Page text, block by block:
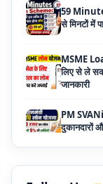
लिए से ले
जानकारी
दुकानदारों
हजार का
सहायता
लोन, ऐसे